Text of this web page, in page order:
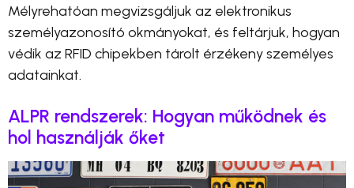
Mélyrehatóan megvizsgáljuk az elektronikus
személyazonosító okmányokat, és feltárjuk, hogyan
védik az RFID chipekben tárolt érzékeny személyes
adatainkat.
ALPR rendszerek: Hogyan működnek és
hol használják őket